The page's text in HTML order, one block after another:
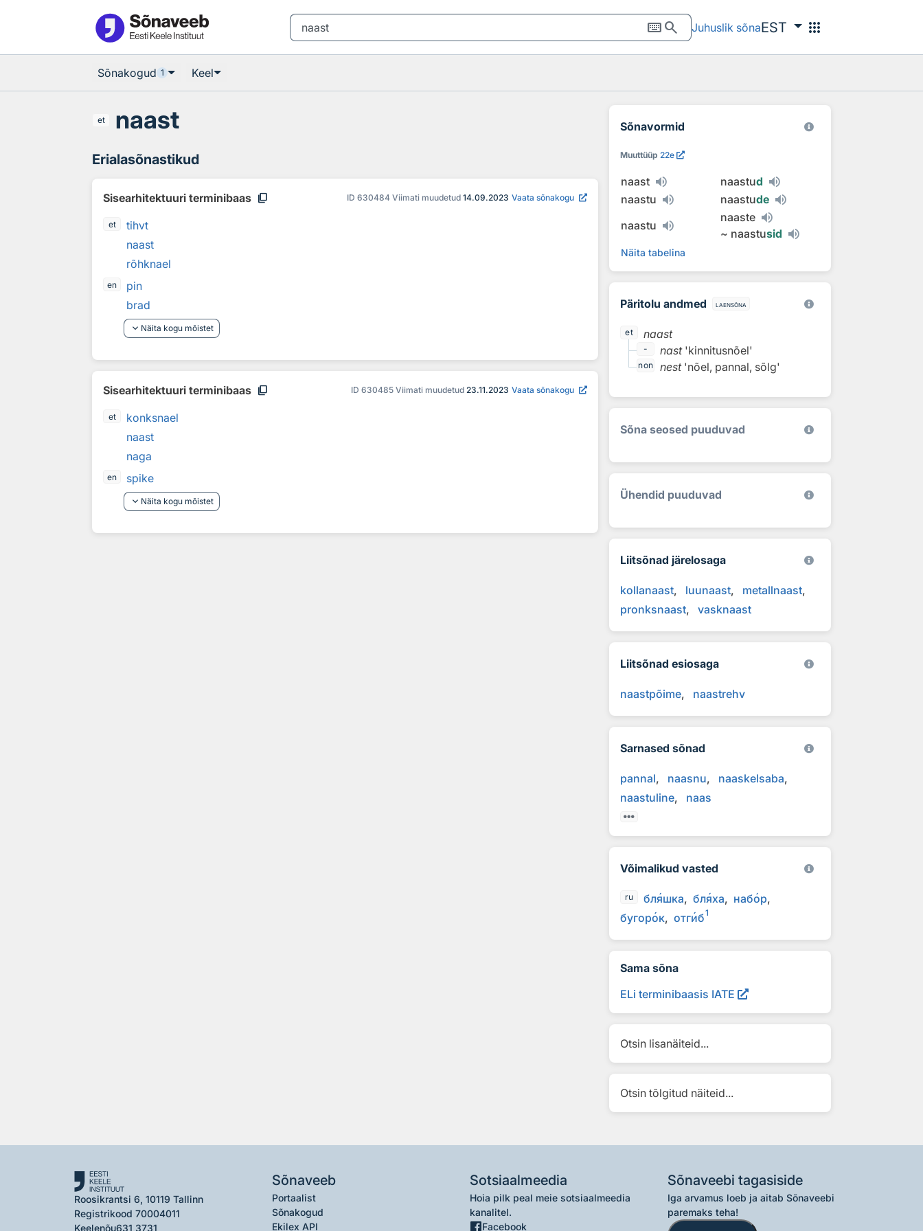
keyboardsearch Juhuslik sõnaEST apps
Sõnakogud 1 Keel
et naast
Erialasõnastikud
Sisearhitektuuri terminibaas content_copy ID 630484 Viimati muudetud 14.09.2023 Vaata sõnakogu
et
tihvt
naast
rõhknael
en
pin
brad
keyboard_arrow_down Näita kogu mõistet
Sisearhitektuuri terminibaas content_copy ID 630485 Viimati muudetud 23.11.2023 Vaata sõnakogu
et
konksnael
naast
naga
en
spike
keyboard_arrow_down Näita kogu mõistet
Sõnavormid
Muuttüüp 22e
naast naastud
naastu
naastude
naastu
naaste
~ naastusid
Näita tabelina
Päritolu andmed laensõna
et naast
- nast 'kinnitusnõel'
non nest 'nõel, pannal, sõlg'
Sõna seosed puuduvad
Ühendid puuduvad
Liitsõnad järelosaga
kollanaast luunaast
metallnaast
pronksnaast
vasknaast
Liitsõnad esiosaga
naastpõime naastrehv
Sarnased sõnad
pannal naasnu
naaskelsaba
naastuline
naas
Võimalikud vasted
ru бляшка бляха набор
бугорок отгиб1
Sama sõna
ELi terminibaasis IATE
Otsin lisanäiteid...
Otsin tõlgitud näiteid...
Roosikrantsi 6, 10119 Tallinn
Registrikood 70004011
Keelenõu631 3731
Sõnaveeb
Portaalist
Sõnakogud
Ekilex API
Sotsiaalmeedia
Hoia pilk peal meie sotsiaalmeedia
kanalitel.
Facebook
Sõnaveebi tagasiside
Iga arvamus loeb ja aitab Sõnaveebi
paremaks teha!